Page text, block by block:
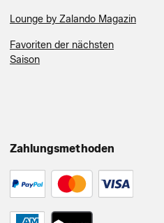
Lounge by Zalando Magazin
Favoriten der nächsten
Saison
Zahlungsmethoden